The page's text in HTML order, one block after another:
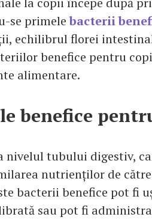
se primelebacterii
echilibrul florei
benefice pentru
alimentare.
benefice
nivelul tubului digestiv,
nutrienților de
bacterii benefice pot fi
sau pot fi